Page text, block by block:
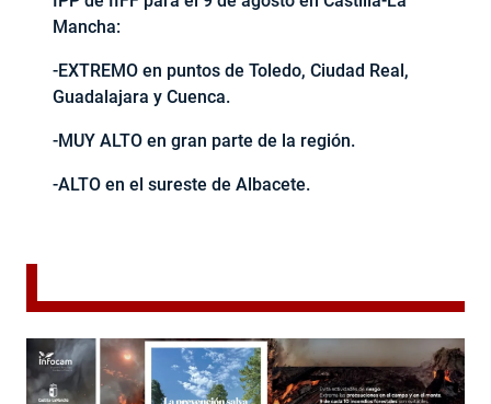
Mancha:
-EXTREMO en puntos de Toledo, Ciudad Real,
Guadalajara y Cuenca.
-MUY ALTO en gran parte de la región.
-ALTO en el sureste de Albacete.